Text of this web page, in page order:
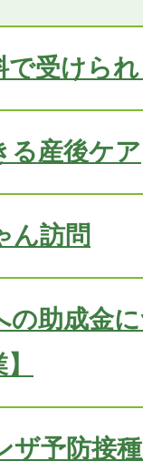
で受けら
る産後ケア
ん訪問
の助成金
ザ予防接